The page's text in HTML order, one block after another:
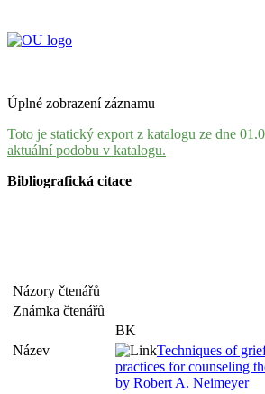
Úplné zobrazení záznamu
Toto je statický export z katalogu ze dne
aktuální podobu v katalogu.
Bibliografická citace
Názory čtenářů
Známka čtenářů
BK
Název
Techniques of
practices for counseling
by Robert A. Neimeyer